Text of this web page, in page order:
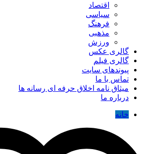
اقتصاد
سیاسی
فرهنگ
مذهبی
ورزش
گالری عکس
گالری فیلم
پیوندهای سایت
تماس با ما
میثاق نامه اخلاق حرفه ای رسانه ها
درباره ما
خانه